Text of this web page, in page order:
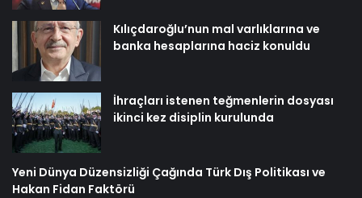
Kılıçdaroğlu’nun mal varlıklarına ve
banka hesaplarına haciz konuldu
İhraçları istenen teğmenlerin dosyası
ikinci kez disiplin kurulunda
Yeni Dünya Düzensizliği Çağında Türk Dış Politikası ve
Hakan Fidan Faktörü